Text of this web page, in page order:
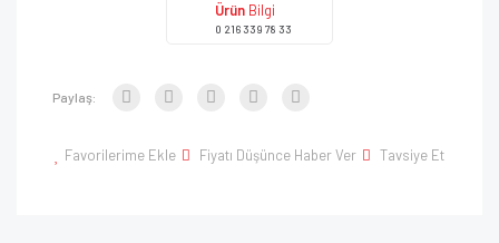
Ürün Bilgi
0 216 339 78 33
Paylaş:
Favorilerime Ekle Fiyatı Düşünce Haber Ver Tavsiye Et